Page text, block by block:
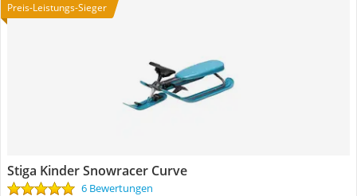
Preis-Leistungs-Sieger
Stiga Kinder Snowracer Curve
6 Bewertungen